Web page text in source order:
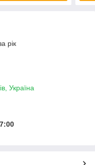
рік
Україна